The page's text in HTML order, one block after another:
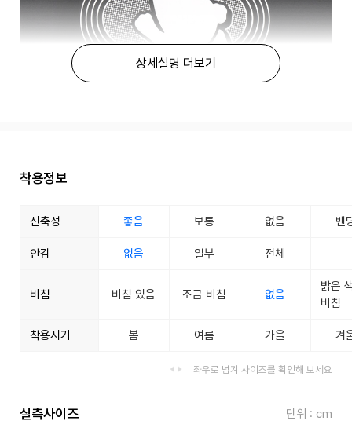
상세설명 더보기
착용정보
신축성 좋음 보통 없음 밴
안감 없음 일부 전체
비침 비침 있음 조금 비침 없음
밝은
비침
착용시기 봄 여름 가을 겨
좌우로 넘겨 사이즈를 확인해 보세요
실측사이즈
단위 : cm